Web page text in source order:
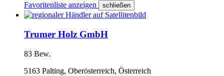
Favoritenliste anzeigen schließen
Trumer Holz GmbH
83 Bew.
5163 Palting, Oberösterreich, Österreich